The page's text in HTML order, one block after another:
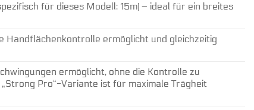
für dieses Modell: 15m) – ideal für ein breites
Handflächenkontrolle ermöglicht und gleichzeitig
ermöglicht, ohne die Kontrolle zu
Pro“-Variante ist für maximale Trägheit